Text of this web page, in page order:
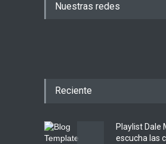
Nuestras redes
Reciente
Playlist Dale
escucha las